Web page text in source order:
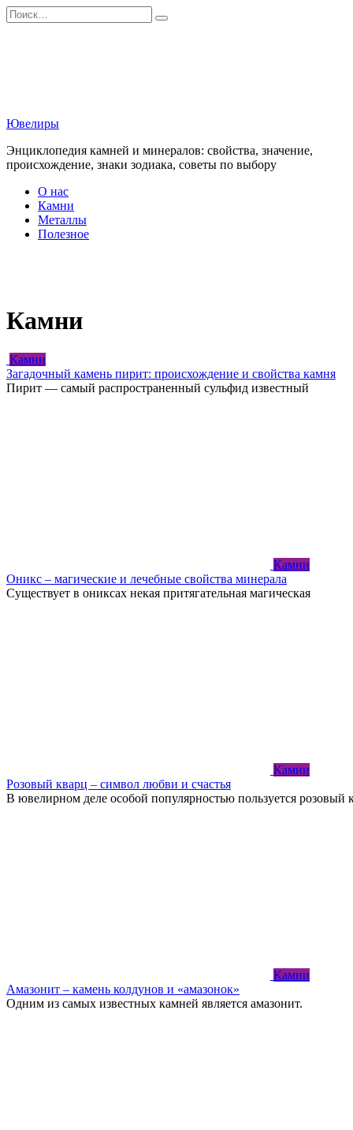
Перейти
к
Search
for:
Ювелиры
Энциклопедия камней и минералов: свойства, значение,
происхождение, знаки зодиака, советы по выбору
О нас
Камни
Металлы
Полезное
Камни
Камни
Загадочный камень пирит: происхождение и свойства камня
Пирит — самый распространенный сульфид известный
Камни
Оникс – магические и лечебные свойства минерала
Существует в ониксах некая притягательная магическая
Камни
Розовый кварц – символ любви и счастья
В ювелирном деле особой популярностью пользуется розовый
Камни
Амазонит – камень колдунов и «амазонок»
Одним из самых известных камней является амазонит.